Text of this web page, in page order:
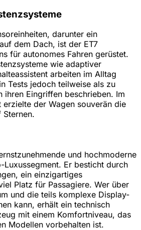
darunter ein
dem Dach, ist der ET7
für autonomes Fahren gerüstet.
wie adaptiver
arbeiten im Alltag
Tests jedoch teilweise als zu
ihren Eingriffen beschrieben. Im
erzielte der Wagen souverän die
und hochmoderne
Luxussegment. Er besticht durch
ein einzigartiges
Platz für Passagiere. Wer über
und die teils komplexe Display-
kann, erhält ein technisch
mit einem Komfortniveau, das
Modellen vorbehalten ist.